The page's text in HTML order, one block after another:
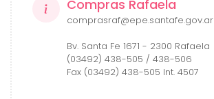
Compras Rafaela
comprasraf@epe.santafe.gov.ar
Bv. Santa Fe 1671 - 2300 Rafaela
(03492) 438-505 / 438-506
Fax (03492) 438-505 Int. 4507